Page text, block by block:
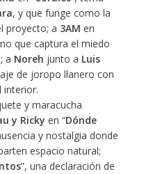
, y que funge como la
proyecto; a 3AM en
que captura el miedo
a Noreh junto a Luis
de joropo llanero con
interior.
y maracucha
y Ricky en “Dónde
y nostalgia donde
espacio natural;
”, una declaración de